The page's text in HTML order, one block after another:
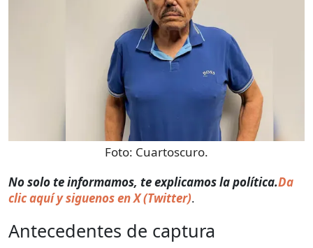
Foto: Cuartoscuro.
No solo te informamos, te explicamos la política.Da
clic aquí y siguenos en X (Twitter).
Antecedentes de captura